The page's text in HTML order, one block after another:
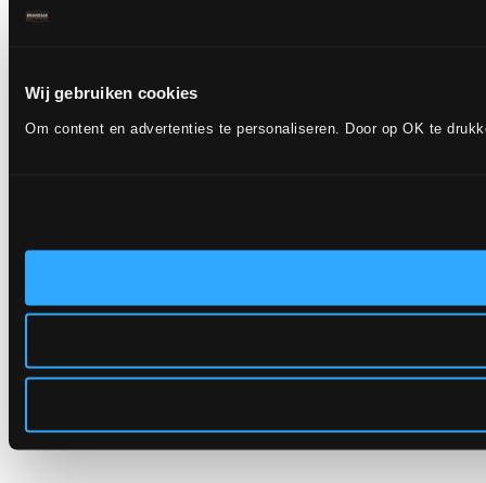
Wij gebruiken cookies
Om content en advertenties te personaliseren. Door op OK te